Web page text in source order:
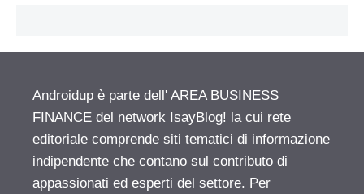
Androidup è parte dell' AREA BUSINESS
FINANCE del network IsayBlog! la cui rete
editoriale comprende siti tematici di informazione
indipendente che contano sul contributo di
appassionati ed esperti del settore. Per